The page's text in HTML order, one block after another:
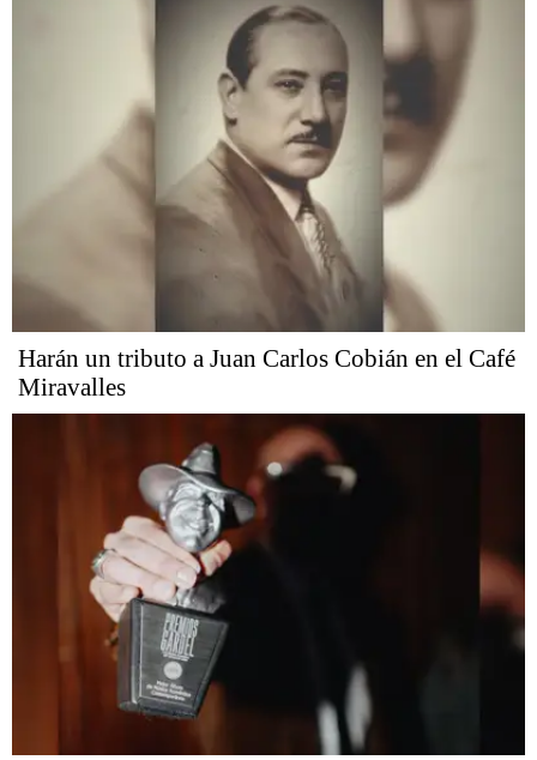
Harán un tributo a Juan Carlos Cobián en el Café
Miravalles